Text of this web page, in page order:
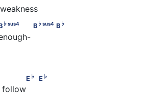
♭ B♭sus4 B
♭sus4 B ♭sus4 B ♭
E
E ♭ E ♭
follow